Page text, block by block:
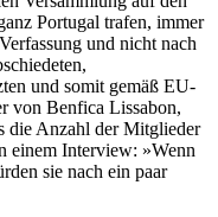
Portugal trafen, immer
und nicht nach
und somit gemäß EU-
von Benfica Lissabon,
die Anzahl der Mitglieder
einem Interview: »Wenn
sie nach ein paar